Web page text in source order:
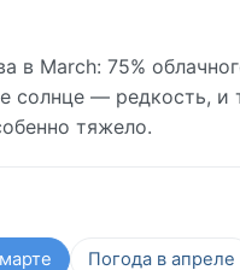
в March: 75%
— редкость, и
тяжело.
Погода в апреле